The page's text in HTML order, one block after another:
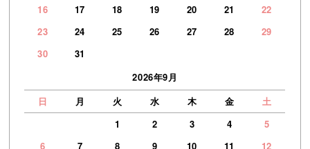
16
17 18 19 20 21
22
23
24 25 26 27 28
29
30
31
2026年9月
日
月 火 水 木 金
土
1
2 3 4
5
6
7 8 9 10 11
12